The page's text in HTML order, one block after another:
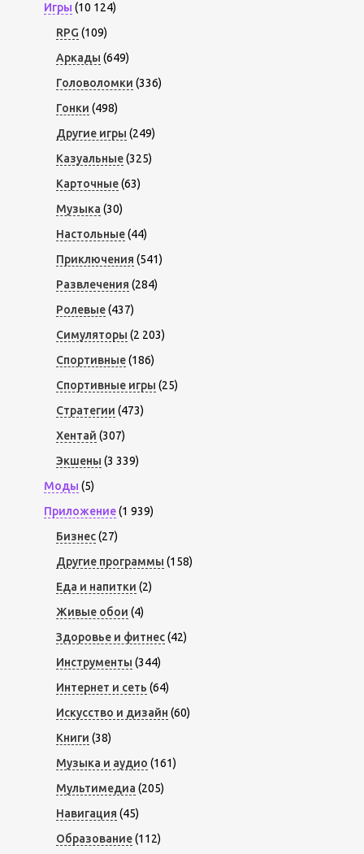
Игры (10 124)
RPG (109)
Аркады (649)
Головоломки (336)
Гонки (498)
Другие игры (249)
Казуальные(325)
Карточные(63)
Музыка (30)
Настольные(44)
Приключения (541)
Развлечения (284)
Ролевые(437)
Симуляторы (2 203)
Спортивные(186)
Спортивные игры (25)
Стратегии (473)
Хентай (307)
Экшены (3 339)
Моды (5)
Приложение(1 939)
Бизнес(27)
Другие программы (158)
Еда и напитки (2)
Живые обои (4)
Здоровье и фитнес(42)
Инструменты (344)
Интернет и сеть (64)
Искусство и дизайн (60)
Книги (38)
Музыка и аудио (161)
Мультимедиа (205)
Навигация (45)
Образование(112)